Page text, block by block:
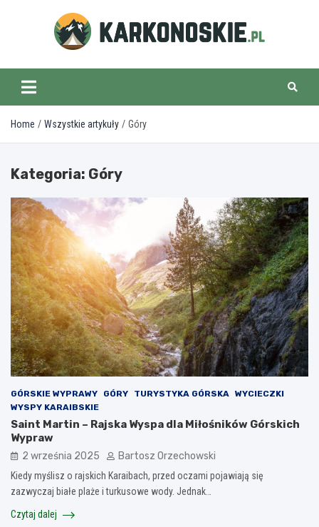
karkonoskie.pl
Home Wszystkie artykuły Góry
Kategoria: Góry
GÓRSKIE WYPRAWY GÓRY TURYSTYKA GÓRSKA
WYCIECZKI
WYSPY KARAIBSKIE
Saint Martin – Rajska Wyspa dla Miłośników Górskich
Wypraw
2 września 2025 Bartosz Orzechowski
Kiedy myślisz o rajskich Karaibach, przed oczami pojawiają się
zazwyczaj białe plaże i turkusowe wody. Jednak…
Czytaj dalej